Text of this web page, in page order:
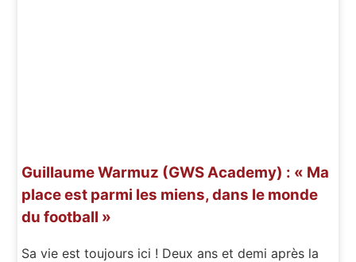
Guillaume Warmuz (GWS Academy) : « Ma
place est parmi les miens, dans le monde
du football »
Sa vie est toujours ici ! Deux ans et demi après la